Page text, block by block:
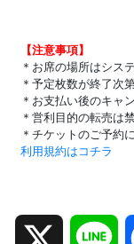
【注意事項】
＊お席の場所はシス
＊予定枚数が終了次
＊お支払い後のキャ
＊営利目的の転売は
＊チケットのご予約
利用規約はコチラ